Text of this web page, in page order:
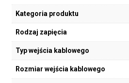
Kategoria produktu
Rodzaj zapięcia
Typ wejścia kablowego
Rozmiar wejścia kablowego